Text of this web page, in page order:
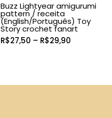
Buzz Lightyear amigurumi
pattern / receita
(English/Português) Toy
Story crochet fanart
R$27,50 – R$29,90
através